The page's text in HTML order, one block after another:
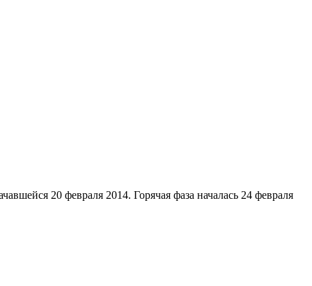
20 февраля 2014. Горячая фаза началась 24 февраля